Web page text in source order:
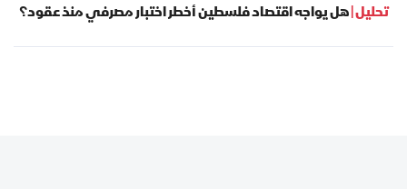
تحليل |هل يواجه اقتصاد فلسطين أخطر اختبار مصرفي منذ عقود؟